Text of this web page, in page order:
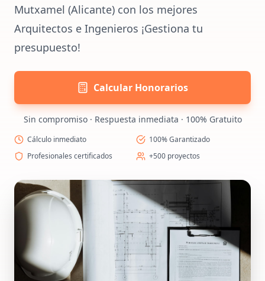
Mutxamel (Alicante) con los mejores
Arquitectos e Ingenieros ¡Gestiona tu
presupuesto!
Calcular Honorarios
Sin compromiso · Respuesta inmediata · 100% Gratuito
Cálculo inmediato
100% Garantizado
Profesionales certificados
+500 proyectos